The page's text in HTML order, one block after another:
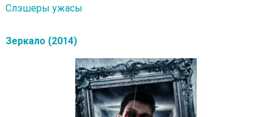
Слэшеры ужасы
Зеркало (2014)